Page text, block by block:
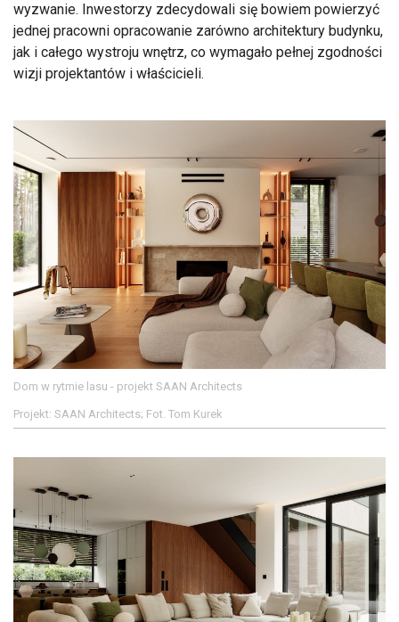
wyzwanie. Inwestorzy zdecydowali się bowiem powierzyć
jednej pracowni opracowanie zarówno architektury budynku,
jak i całego wystroju wnętrz, co wymagało pełnej zgodności
wizji projektantów i właścicieli.
Dom w rytmie lasu - projekt SAAN Architects
Projekt: SAAN Architects; Fot. Tom Kurek